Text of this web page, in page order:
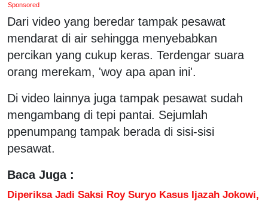
Sponsored
Dari video yang beredar tampak pesawat
mendarat di air sehingga menyebabkan
percikan yang cukup keras. Terdengar suara
orang merekam, 'woy apa apan ini'.
Di video lainnya juga tampak pesawat sudah
mengambang di tepi pantai. Sejumlah
ppenumpang tampak berada di sisi-sisi
pesawat.
Baca Juga :
Diperiksa Jadi Saksi Roy Suryo Kasus Ijazah Jokowi,